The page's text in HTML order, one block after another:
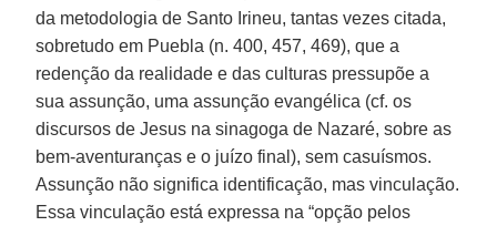
da metodologia de Santo Irineu, tantas vezes citada,
sobretudo em Puebla (n. 400, 457, 469), que a
redenção da realidade e das culturas pressupõe a
sua assunção, uma assunção evangélica (cf. os
discursos de Jesus na sinagoga de Nazaré, sobre as
bem-aventuranças e o juízo final), sem casuísmos.
Assunção não significa identificação, mas vinculação.
Essa vinculação está expressa na “opção pelos